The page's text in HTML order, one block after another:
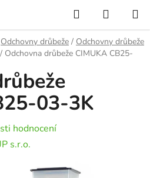
Hledat
KOŠÍK
Odchovny drůbeže / Odchovny drůbeže
/ Odchovna drůbeže CIMUKA CB25-
03-3K
hodnocení
s.r.o.